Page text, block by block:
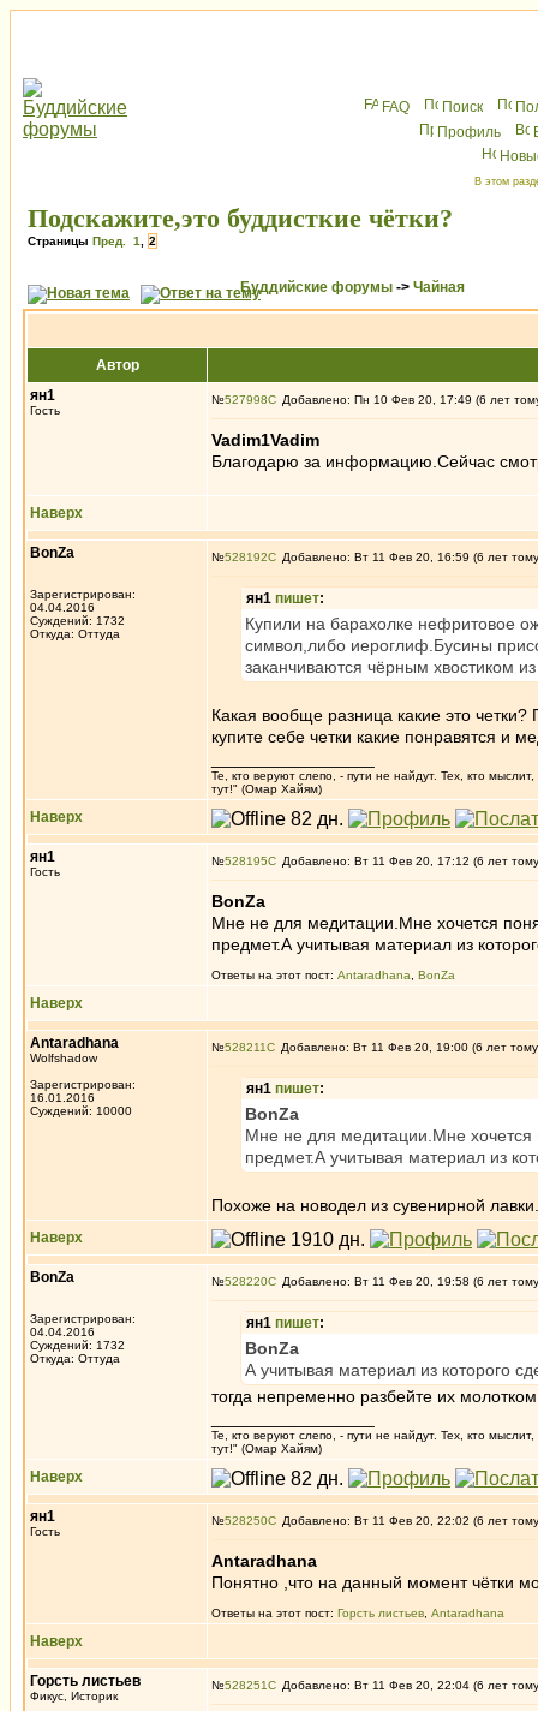
FAQ Поиск
Профиль
В этом
Подскажите,это буддисткие чётки?
Страницы Пред. 1 2
Буддийские форумы -> Чайная
Автор
ян1
Гость
№527998 Добавлено: Пн 10 Фев 20, 17:49 (6 лет
Vadim1Vadim
Благодарю за информацию.Сейчас
Наверх
BonZa
Зарегистрирован:
04.04.2016
Суждений: 1732
Откуда: Oттyдa
№528192 Добавлено: Вт 11 Фев 20, 16:59 (6 лет
ян1 пишет:
Купили на барахолке нефритовое
символ,либо иероглиф.Бусины
заканчиваются чёрным хвостиком
Какая вообще разница какие это
купите себе четки какие понравятся и
Те, кто веруют слепо, - пути не найдут. Тех, кто
тут!" (Омар Хайям)
Наверх
ян1
Гость
№528195 Добавлено: Вт 11 Фев 20, 17:12 (6 лет
BonZa
Мне не для медитации.Мне хочется
предмет.А учитывая материал из
Ответы на этот пост: Antaradhana BonZa
Наверх
Antaradhana
Wolfshadow
Зарегистрирован:
16.01.2016
Суждений: 10000
№528211 Добавлено: Вт 11 Фев 20, 19:00 (6 лет
ян1 пишет:
BonZa
Мне не для медитации.Мне хочется
предмет.А учитывая материал из
Похоже на новодел из сувенирной лавки.
Наверх
BonZa
Зарегистрирован:
04.04.2016
Суждений: 1732
Откуда: Oттyдa
№528220 Добавлено: Вт 11 Фев 20, 19:58 (6 лет
ян1 пишет:
BonZa
А учитывая материал из которого
тогда непременно разбейте их
Те, кто веруют слепо, - пути не найдут. Тех, кто
тут!" (Омар Хайям)
Наверх
ян1
Гость
№528250 Добавлено: Вт 11 Фев 20, 22:02 (6 лет
Antaradhana
Понятно ,что на данный момент чётки
Ответы на этот пост: Горсть листьев Antaradhana
Наверх
Горсть листьев
Фикус, Историк
№528251 Добавлено: Вт 11 Фев 20, 22:04 (6 лет